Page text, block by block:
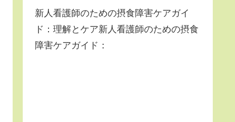
新人看護師のための摂食障害ケアガイ
ド：理解とケア新人看護師のための摂食
障害ケアガイド：